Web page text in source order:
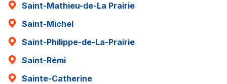
Saint-Mathieu-de-La Prairie
Saint-Michel
Saint-Philippe-de-La-Prairie
Saint-Rémi
Sainte-Catherine